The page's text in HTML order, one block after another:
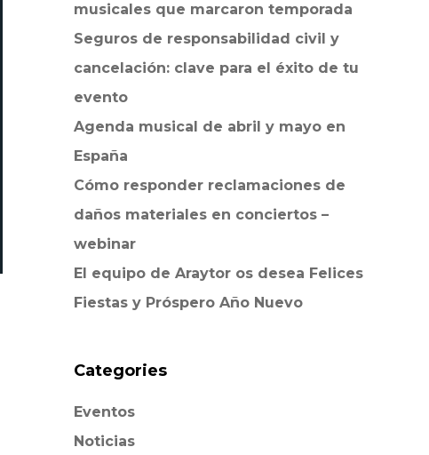
musicales que marcaron temporada
Seguros de responsabilidad civil y
cancelación: clave para el éxito de tu
evento
Agenda musical de abril y mayo en
España
Cómo responder reclamaciones de
daños materiales en conciertos –
webinar
El equipo de Araytor os desea Felices
Fiestas y Próspero Año Nuevo
Categories
Eventos
Noticias